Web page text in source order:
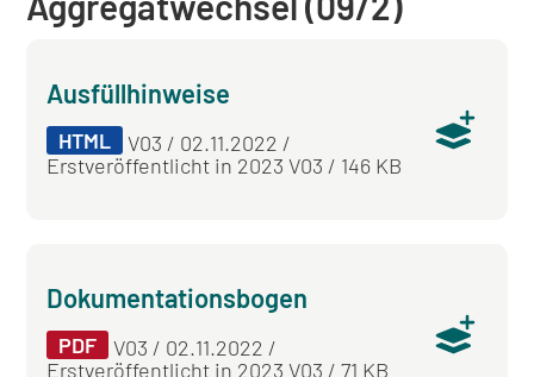
Ausfüllhinweise
HTML
V03 / 02.11.2022 /
Erstveröffentlicht in 2023 V03 / 146 KB
Dokumentationsbogen
PDF
V03 / 02.11.2022 /
Erstveröffentlicht in 2023 V03 / 71 KB